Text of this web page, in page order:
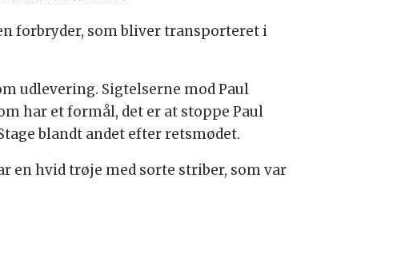
forbryder, som bliver transporteret i
udlevering. Sigtelserne mod Paul
har et formål, det er at stoppe Paul
blandt andet efter retsmødet.
en hvid trøje med sorte striber, som var